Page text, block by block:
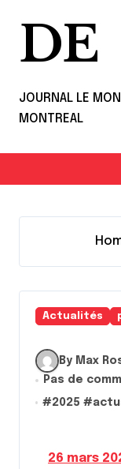
DE
JOURNAL LE
MONTREAL
Actualités
By Max
Pas de
#2025 #
26 mars